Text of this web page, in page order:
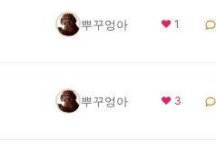
뿌꾸엉아 ❤ 1
뿌꾸엉아 ❤ 3